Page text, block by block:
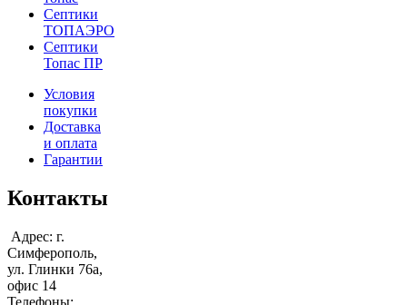
Септики
ТОПАЭРО
Септики
Топас ПР
Условия
покупки
Доставка
и оплата
Гарантии
Контакты
Адрес: г.
Симферополь,
ул. Глинки 76а,
офис 14
Телефоны: